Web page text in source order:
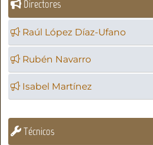
Directores
Raúl López Díaz-Ufano
Rubén Navarro
Isabel Martínez
Técnicos